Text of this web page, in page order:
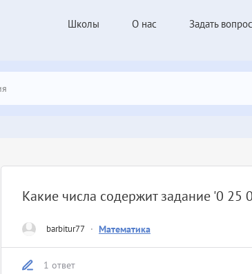
Школы О нас Задать вопрос
barbitur77 · Математика
Какие числа содержит задание '0 25
1 ответ